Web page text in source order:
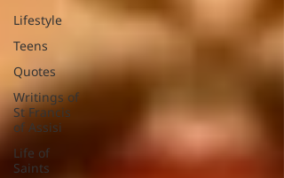
Lifestyle
Teens
Quotes
Writings of
St Francis
of Assisi
Life of
Saints